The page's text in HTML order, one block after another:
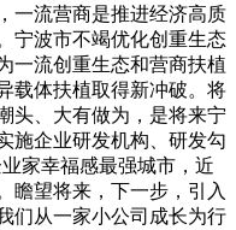
一流营商是推进经济高质
宁波市不竭优化创重生态
一流创重生态和营商扶植
载体扶植取得新冲破。将
头、大有做为，是将来宁
施企业研发机构、研发勾
家幸福感最强城市，近
瞻望将来，下一步，引入
们从一家小公司成长为行